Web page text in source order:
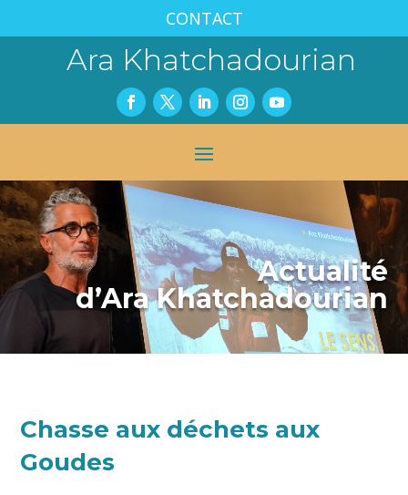
CONTACT
Ara Khatchadourian
Actualité
d’Ara Khatchadourian
Chasse aux déchets aux
Goudes